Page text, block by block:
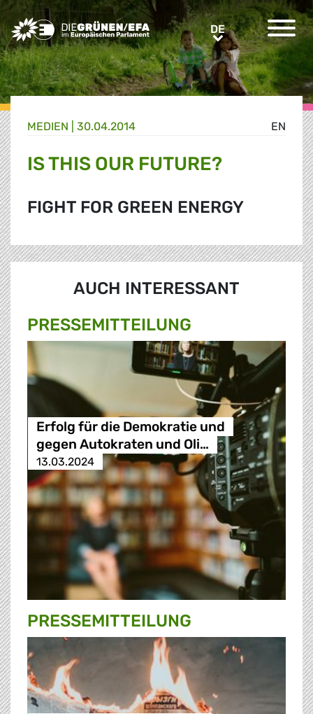
Greens/EFA Home DEDE
EN
MEDIEN 30.04.2014
IS THIS OUR FUTURE?
FIGHT FOR GREEN ENERGY
AUCH INTERESSANT
PRESSE­MITTEILUNG
Erfolg für die Demokratie und
gegen Autokraten und Oli…
13.03.2024
PRESSE­MITTEILUNG